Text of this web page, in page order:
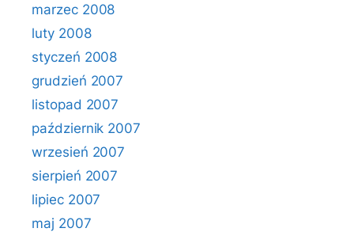
marzec 2008
luty 2008
styczeń 2008
grudzień 2007
listopad 2007
październik 2007
wrzesień 2007
sierpień 2007
lipiec 2007
maj 2007